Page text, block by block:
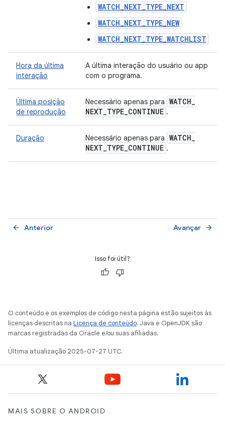
WATCH_NEXT_TYPE_NEXT
WATCH_NEXT_TYPE_NEW
WATCH_NEXT_TYPE_WATCHLIST
Hora da última
interação
A última interação do usuário ou app
com o programa.
Última posição
de reprodução
Necessário apenas para WATCH_
NEXT_TYPE_CONTINUE .
Duração Necessário apenas para WATCH_
NEXT_TYPE_CONTINUE .
Anterior
arrow_back Avançar arrow_forward
Isso foi útil?
O conteúdo e os exemplos de código nesta página estão sujeitos às
licenças descritas na Licença de conteúdo. Java e OpenJDK são
marcas registradas da Oracle e/ou suas afiliadas.
Última atualização 2025-07-27 UTC.
MAIS SOBRE O ANDROID